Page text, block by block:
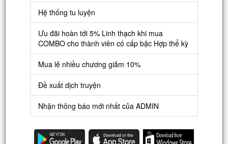
Truyện Full
Truyện Dịch Miễn Phí
Thao tác
Đăng ký tài khoản
Danh sách combo
Nguời dùng
Lưu ý trên web
Hệ thống tu luyện
Ưu đãi hoàn tới 5% Linh thạch khi mua
COMBO cho thành viên có cấp bậc Hợp thể kỳ
Mua lẻ nhiều chương giảm 10%
Đề xuất dịch truyện
Nhận thông báo mới nhất của ADMIN